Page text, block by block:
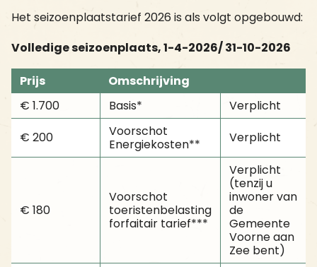
Het seizoenplaatstarief 2026 is als volgt opgebouwd:
Volledige seizoenplaats, 1-4-2026/ 31-10-2026
Prijs
Omschrijving
€ 1.700
Basis*
Verplicht
€ 200
Voorschot
Energiekosten**
Verplicht
€ 180
Voorschot
toeristenbelasting
forfaitair tarief***
Verplicht
(tenzij u
inwoner van
de
Gemeente
Voorne aan
Zee bent)